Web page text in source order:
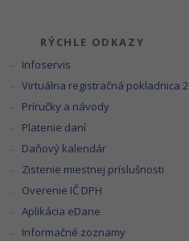
RÝCHLE ODKAZY
Infoservis
Virtuálna registračná pokladnica 2
Príručky a návody
Platenie daní
Daňový kalendár
Zistenie miestnej príslušnosti
Overenie IČ DPH
Aplikácia eDane
Informačné zoznamy